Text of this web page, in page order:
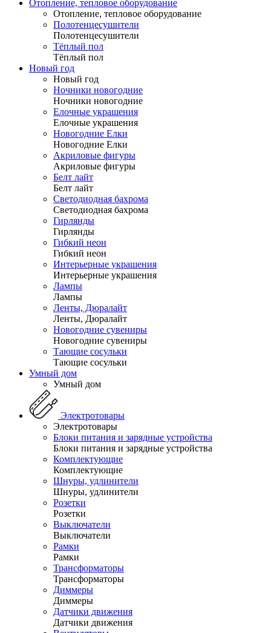
Отопление, тепловое оборудование
Отопление, тепловое оборудование
Полотенцесушители
Полотенцесушители
Тёплый пол
Тёплый пол
Новый год
Новый год
Ночники новогодние
Ночники новогодние
Елочные украшения
Елочные украшения
Новогодние Елки
Новогодние Елки
Акриловые фигуры
Акриловые фигуры
Белт лайт
Белт лайт
Светодиодная бахрома
Светодиодная бахрома
Гирлянды
Гирлянды
Гибкий неон
Гибкий неон
Интерьерные украшения
Интерьерные украшения
Лампы
Лампы
Ленты, Дюралайт
Ленты, Дюралайт
Новогодние сувениры
Новогодние сувениры
Тающие сосульки
Тающие сосульки
Умный дом
Умный дом
Электротовары
Электротовары
Блоки питания и зарядные устройства
Блоки питания и зарядные устройства
Комплектующие
Комплектующие
Шнуры, удлинители
Шнуры, удлинители
Розетки
Розетки
Выключатели
Выключатели
Рамки
Рамки
Трансформаторы
Трансформаторы
Диммеры
Диммеры
Датчики движения
Датчики движения